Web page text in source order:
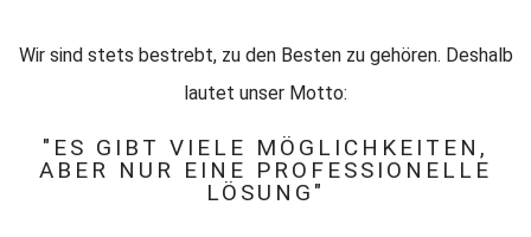
Wir sind stets bestrebt, zu den Besten zu gehören. Deshalb
lautet unser Motto:
"ES GIBT VIELE MÖGLICHKEITEN,
ABER NUR EINE PROFESSIONELLE
LÖSUNG"